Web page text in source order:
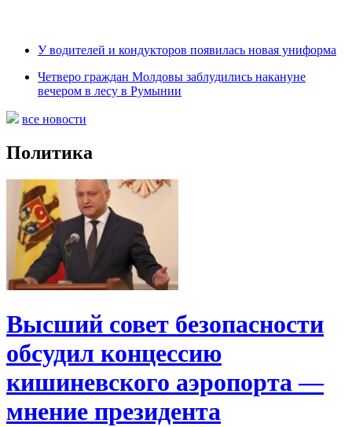
У водителей и кондукторов появилась новая униформа
Четверо граждан Молдовы заблудились накануне
вечером в лесу в Румынии
все новости
Политика
Высший совет безопасности
обсудил концессию
кишиневского аэропорта —
мнение президента